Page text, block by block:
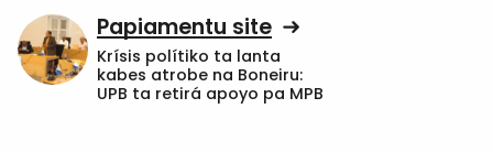
Papiamentu site
Krísis polítiko ta lanta
kabes atrobe na Boneiru:
UPB ta retirá apoyo pa MPB